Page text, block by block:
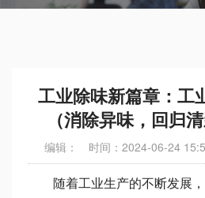
工业除味新篇章：工
（消除异味，回归
编辑： 时间：2024-06-24
随着工业生产的不断发展，